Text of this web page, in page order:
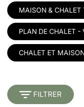
MAISON & CHALET
PLAN DE CHALET -
CHALET ET
FILTRER